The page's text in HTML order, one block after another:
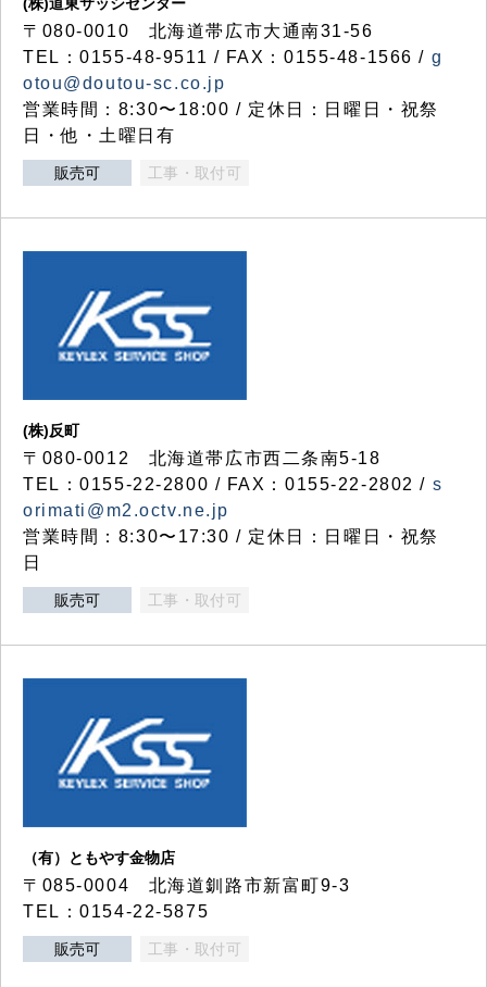
〒080-0010 北海道帯広市大通南31-56
TEL：0155-48-9511 / FAX：0155-48-1566 / g
otou@doutou-sc.co.jp
営業時間：8:30〜18:00 / 定休日：日曜日・祝祭
日・他・土曜日有
販売可 工事・取付可
(株)反町
〒080-0012 北海道帯広市西二条南5-18
TEL：0155-22-2800 / FAX：0155-22-2802 / s
orimati@m2.octv.ne.jp
営業時間：8:30〜17:30 / 定休日：日曜日・祝祭
日
販売可 工事・取付可
（有）ともやす金物店
〒085-0004 北海道釧路市新富町9-3
TEL：0154-22-5875
販売可 工事・取付可